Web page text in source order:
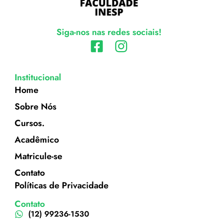
Siga-nos nas redes sociais!
Institucional
Home
Sobre Nós
Cursos.
Acadêmico
Matricule-se
Contato
Políticas de Privacidade
Contato
(12) 99236-1530